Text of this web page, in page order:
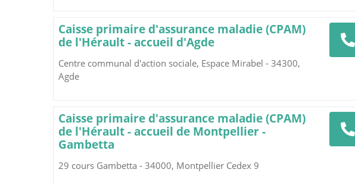
Caisse primaire d'assurance maladie (CPAM)
de l'Hérault - accueil d'Agde
Centre communal d'action sociale, Espace Mirabel - 34300,
Agde
Caisse primaire d'assurance maladie (CPAM)
de l'Hérault - accueil de Montpellier -
Gambetta
29 cours Gambetta - 34000, Montpellier Cedex 9